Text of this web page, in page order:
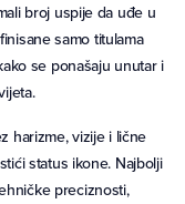
broj uspije da uđe u
samo titulama
se ponašaju unutar i
harizme, vizije i lične
status ikone. Najbolji
preciznosti,